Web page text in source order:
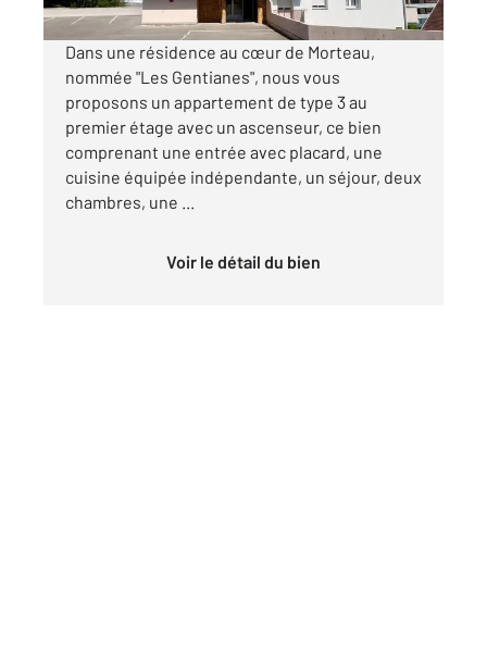
Dans une résidence au cœur de Morteau,
nommée "Les Gentianes", nous vous
proposons un appartement de type 3 au
premier étage avec un ascenseur, ce bien
comprenant une entrée avec placard, une
cuisine équipée indépendante, un séjour, deux
chambres, une ...
Voir le détail du bien